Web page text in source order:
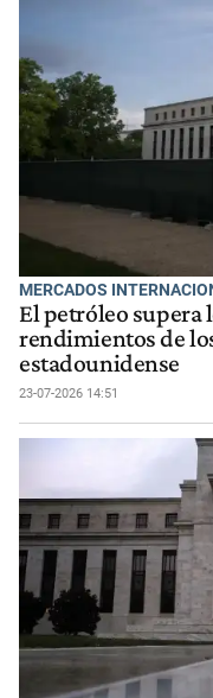
MERCADOS
El petróleo supera
rendimientos de
estadounidense
23-07-2026 14:51